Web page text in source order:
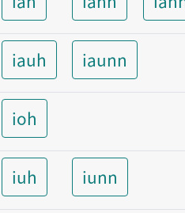
iauh iaunn
ioh
iuh iunn